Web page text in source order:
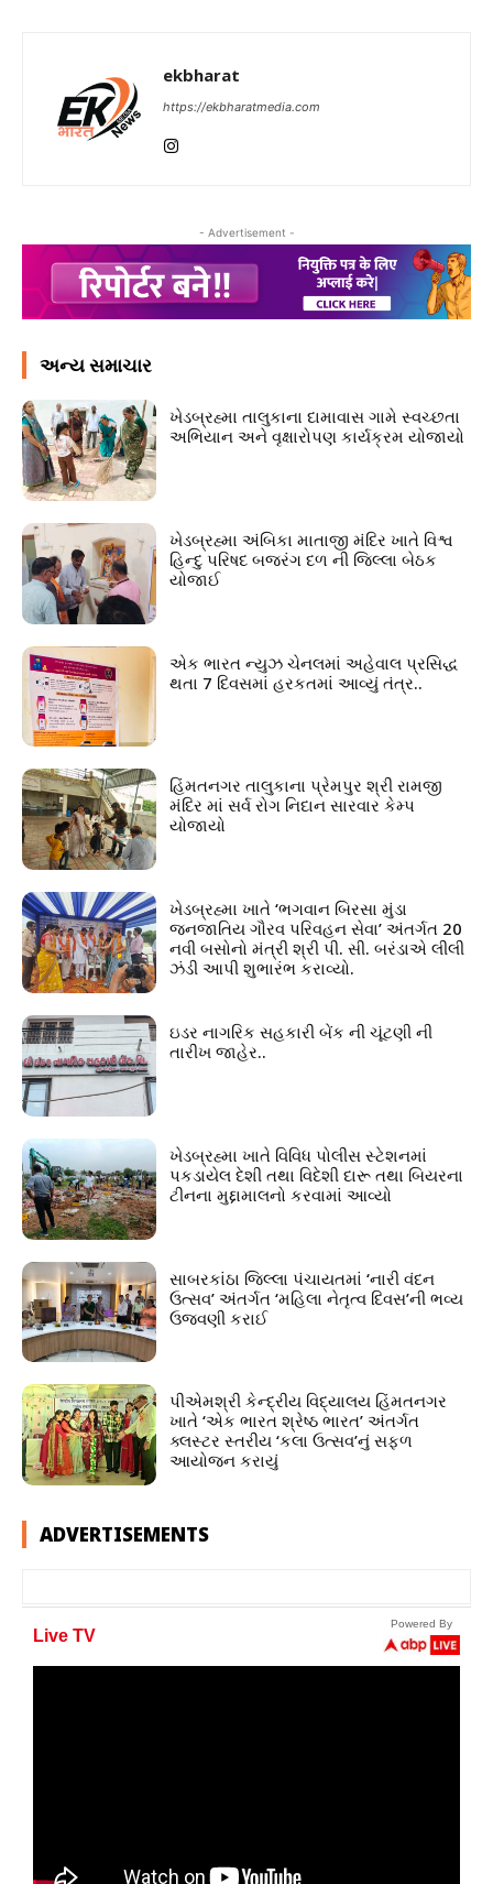
ekbharat
https://ekbharatmedia.com
- Advertisement -
અન્ય સમાચાર
ખેડબ્રહ્મા તાલુકાના દામાવાસ ગામે સ્વચ્છતા
અભિયાન અને વૃક્ષારોપણ કાર્યક્રમ યોજાયો
ખેડબ્રહ્મા અંબિકા માતાજી મંદિર ખાતે વિશ્વ
હિન્દુ પરિષદ બજરંગ દળ ની જિલ્લા બેઠક
યોજાઈ
એક ભારત ન્યુઝ ચેનલમાં અહેવાલ પ્રસિદ્ધ
થતા 7 દિવસમાં હરકતમાં આવ્યું તંત્ર..
હિંમતનગર તાલુકાના પ્રેમપુર શ્રી રામજી
મંદિર માં સર્વ રોગ નિદાન સારવાર કેમ્પ
યોજાયો
ખેડબ્રહ્મા ખાતે ‘ભગવાન બિરસા મુંડા
જનજાતિય ગૌરવ પરિવહન સેવા’ અંતર્ગત 20
નવી બસોનો મંત્રી શ્રી પી. સી. બરંડાએ લીલી
ઝંડી આપી શુભારંભ કરાવ્યો.
ઇડર નાગરિક સહકારી બેંક ની ચૂંટણી ની
તારીખ જાહેર..
ખેડબ્રહ્મા ખાતે વિવિધ પોલીસ સ્ટેશનમાં
પકડાયેલ દેશી તથા વિદેશી દારૂ તથા બિયરના
ટીનના મુદ્દામાલનો કરવામાં આવ્યો
સાબરકાંઠા જિલ્લા પંચાયતમાં ‘નારી વંદન
ઉત્સવ’ અંતર્ગત ‘મહિલા નેતૃત્વ દિવસ’ની ભવ્ય
ઉજવણી કરાઈ
પીએમશ્રી કેન્દ્રીય વિદ્યાલય હિંમતનગર
ખાતે ‘એક ભારત શ્રેષ્ઠ ભારત’ અંતર્ગત
ક્લસ્ટર સ્તરીય ‘કલા ઉત્સવ’નું સફળ
આયોજન કરાયું
ADVERTISEMENTS